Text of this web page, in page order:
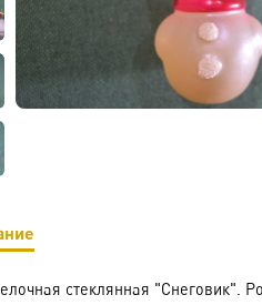
стеклянная "Снеговик".